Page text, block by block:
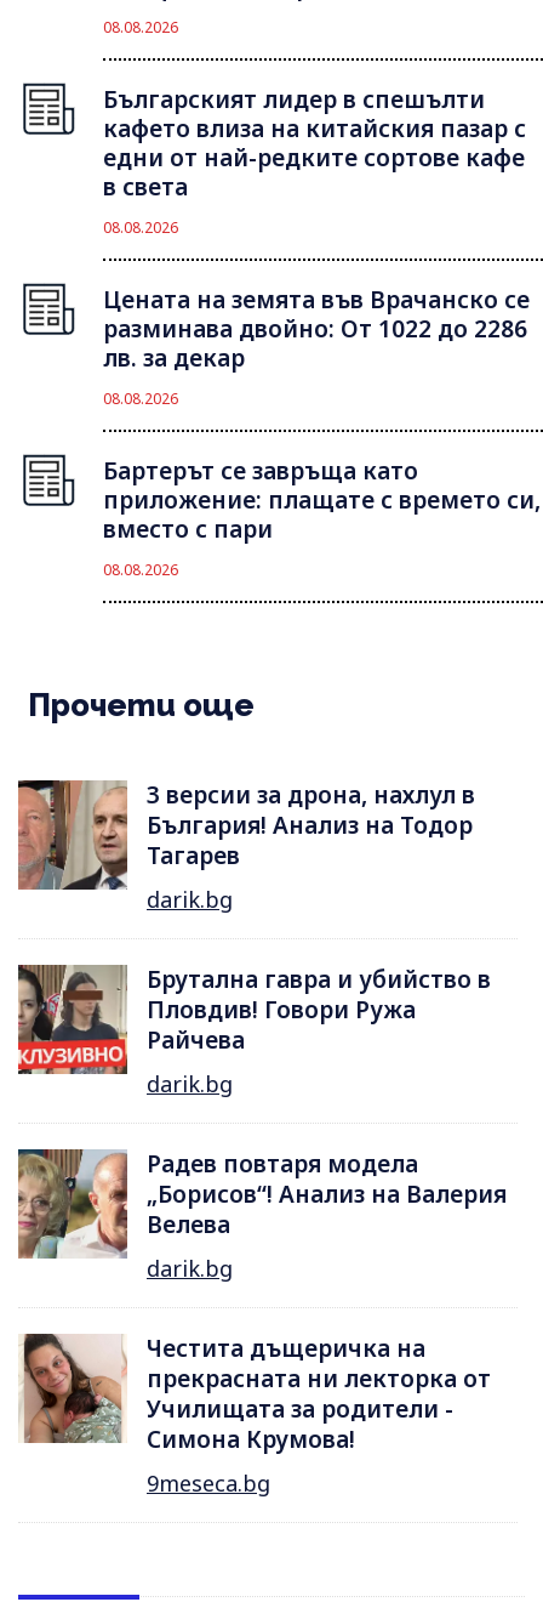
08.08.2026
Българският лидер в спешълти
кафето влиза на китайския пазар с
едни от най-редките сортове кафе
в света
08.08.2026
Цената на земята във Врачанско се
разминава двойно: От 1022 до 2286
лв. за декар
08.08.2026
Бартерът се завръща като
приложение: плащате с времето си,
вместо с пари
08.08.2026
Прочети още
3 версии за дрона, нахлул в
България! Анализ на Тодор
Тагарев
darik.bg
Брутална гавра и убийство в
Пловдив! Говори Ружа
Райчева
darik.bg
Радев повтаря модела
„Борисов“! Анализ на Валерия
Велева
darik.bg
Честита дъщеричка на
прекрасната ни лекторка от
Училищата за родители -
Симона Крумова!
9meseca.bg